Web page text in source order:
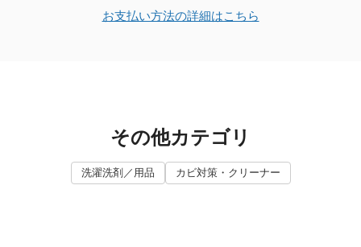
お支払い方法の詳細はこちら
その他カテゴリ
洗濯洗剤／用品 カビ対策・クリーナー